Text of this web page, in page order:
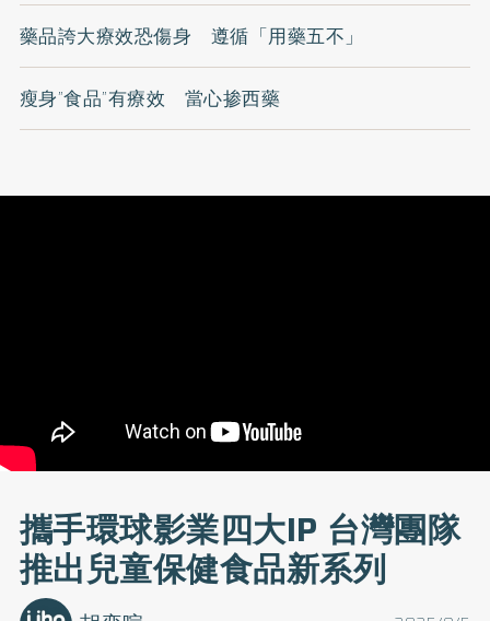
藥品誇大療效恐傷身 遵循「用藥五不」
瘦身”食品”有療效 當心掺西藥
攜手環球影業四大IP 台灣團隊
推出兒童保健食品新系列